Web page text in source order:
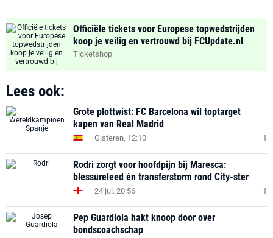
Officiële tickets voor Europese topwedstrijden
koop je veilig en vertrouwd bij FCUpdate.nl
Ticketshop
Lees ook:
Grote plottwist: FC Barcelona wil toptarget
kapen van Real Madrid
Gisteren, 12:10 1
Rodri zorgt voor hoofdpijn bij Maresca:
blessureleed én transferstorm rond City-ster
24 jul. 20:56 1
Pep Guardiola hakt knoop door over
bondscoachschap